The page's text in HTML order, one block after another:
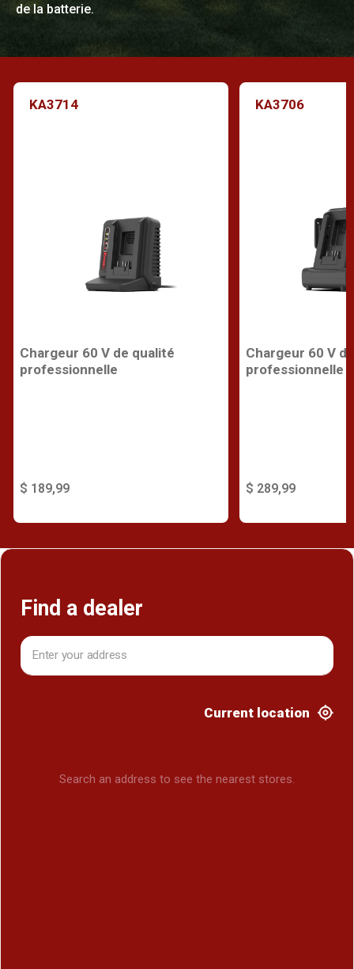
de la batterie.
KA3714
Chargeur 60 V de qualité
professionnelle
$ 189,99
KA3706
Chargeur 60 V
professionnelle
$ 289,99
Find a dealer
Current location
Search an address to see the nearest stores.